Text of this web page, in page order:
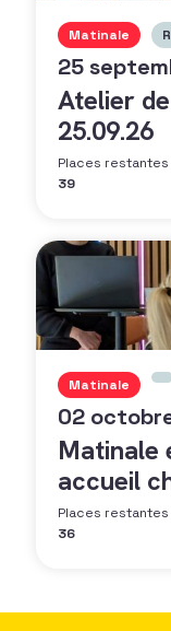
Matinale
25
Atelier
25.09.26
Places restantes
39
Matinale
02
Matinale
accueil
Places restantes
36